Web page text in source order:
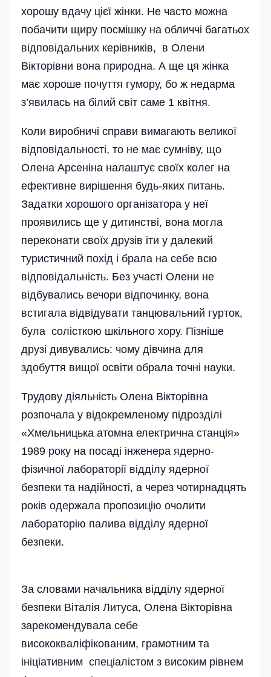
хорошу вдачу цієї жінки. Не часто можна
побачити щиру посмішку на обличчі багатьох
відповідальних керівників, в Олени
Вікторівни вона природна. А ще ця жінка
має хороше почуття гумору, бо ж недарма
з’явилась на білий світ саме 1 квітня.
Коли виробничі справи вимагають великої
відповідальності, то не має сумніву, що
Олена Арсеніна налаштує своїх колег на
ефективне вирішення будь-яких питань.
Задатки хорошого організатора у неї
проявились ще у дитинстві, вона могла
переконати своїх друзів іти у далекий
туристичний похід і брала на себе всю
відповідальність. Без участі Олени не
відбувались вечори відпочинку, вона
встигала відвідувати танцювальний гурток,
була солісткою шкільного хору. Пізніше
друзі дивувались: чому дівчина для
здобуття вищої освіти обрала точні науки.
Трудову діяльність Олена Вікторівна
розпочала у відокремленому підрозділі
«Хмельницька атомна електрична станція»
1989 року на посаді інженера ядерно-
фізичної лабораторії відділу ядерної
безпеки та надійності, а через чотирнадцять
років одержала пропозицію очолити
лабораторію палива відділу ядерної
безпеки.
За словами начальника відділу ядерної
безпеки Віталія Литуса, Олена Вікторівна
зарекомендувала себе
висококваліфікованим, грамотним та
ініціативним спеціалістом з високим рівнем